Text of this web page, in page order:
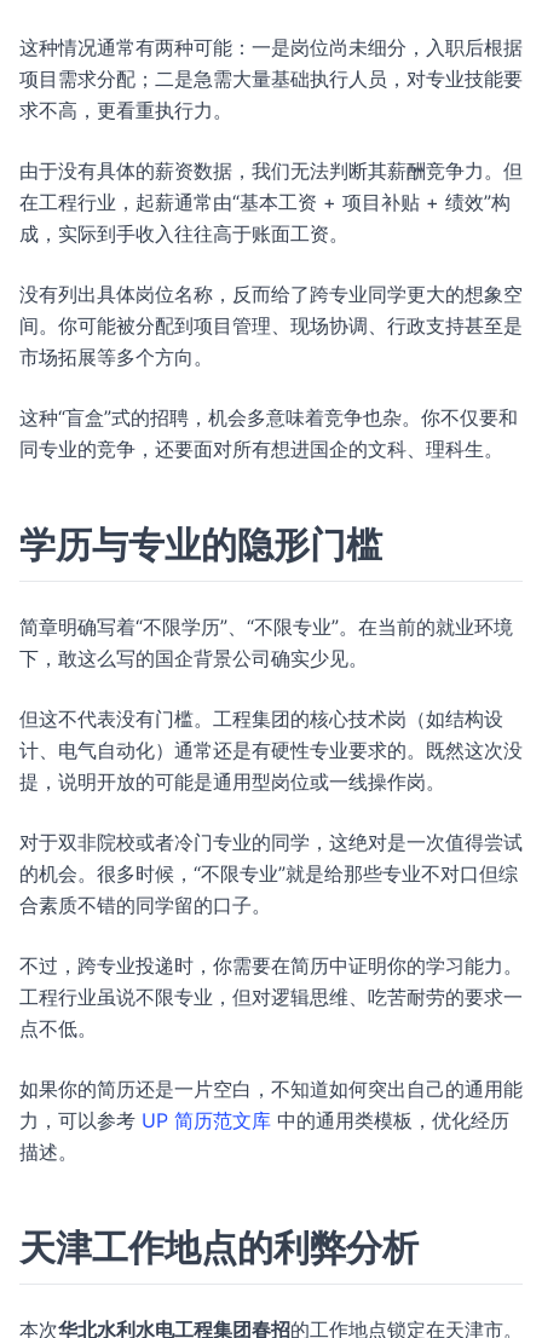
这种情况通常有两种可能：一是岗位尚未细分，入职后根据
项目需求分配；二是急需大量基础执行人员，对专业技能要
求不高，更看重执行力。
由于没有具体的薪资数据，我们无法判断其薪酬竞争力。但
在工程行业，起薪通常由“基本工资 + 项目补贴 + 绩效”构
成，实际到手收入往往高于账面工资。
没有列出具体岗位名称，反而给了跨专业同学更大的想象空
间。你可能被分配到项目管理、现场协调、行政支持甚至是
市场拓展等多个方向。
这种“盲盒”式的招聘，机会多意味着竞争也杂。你不仅要和
同专业的竞争，还要面对所有想进国企的文科、理科生。
学历与专业的隐形门槛
简章明确写着“不限学历”、“不限专业”。在当前的就业环境
下，敢这么写的国企背景公司确实少见。
但这不代表没有门槛。工程集团的核心技术岗（如结构设
计、电气自动化）通常还是有硬性专业要求的。既然这次没
提，说明开放的可能是通用型岗位或一线操作岗。
对于双非院校或者冷门专业的同学，这绝对是一次值得尝试
的机会。很多时候，“不限专业”就是给那些专业不对口但综
合素质不错的同学留的口子。
不过，跨专业投递时，你需要在简历中证明你的学习能力。
工程行业虽说不限专业，但对逻辑思维、吃苦耐劳的要求一
点不低。
如果你的简历还是一片空白，不知道如何突出自己的通用能
力，可以参考 UP 简历范文库 中的通用类模板，优化经历
描述。
天津工作地点的利弊分析
本次华北水利水电工程集团春招的工作地点锁定在天津市。